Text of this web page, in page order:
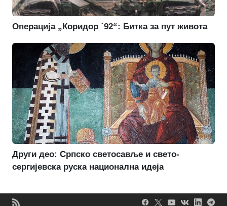
Операција „Коридор `92“: Битка за пут живота
Други део: Српско светосавље и свето-
сергијевска руска национална идеја